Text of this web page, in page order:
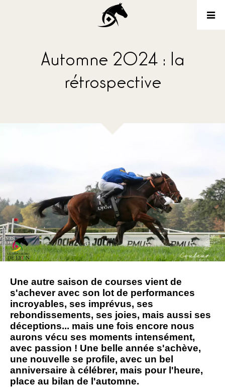
Automne 2024 : la
rétrospective
Une autre saison de courses vient de
s'achever avec son lot de performances
incroyables, ses imprévus, ses
rebondissements, ses joies, mais aussi ses
déceptions... mais une fois encore nous
aurons vécu ses moments intensément,
avec passion ! Une belle année s'achève,
une nouvelle se profile, avec un bel
anniversaire à célébrer, mais pour l'heure,
place au bilan de l'automne.